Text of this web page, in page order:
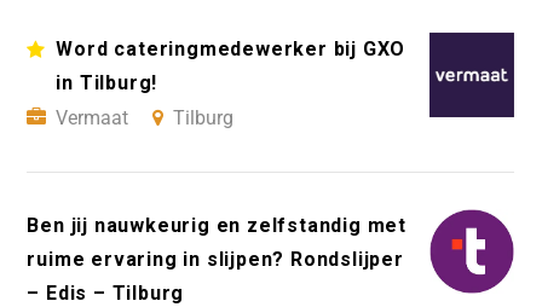
Word cateringmedewerker bij GXO
in Tilburg!
Vermaat
Tilburg
Ben jij nauwkeurig en zelfstandig met
ruime ervaring in slijpen? Rondslijper
– Edis – Tilburg